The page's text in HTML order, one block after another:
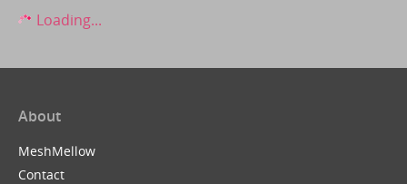
Loading...
About
MeshMellow
Contact